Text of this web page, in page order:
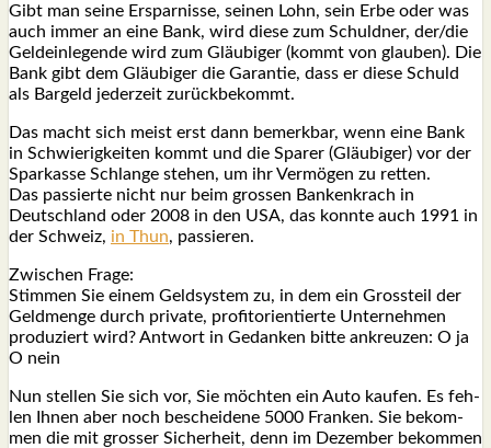
Gibt man sei­ne Erspar­nis­se, sei­nen Lohn, sein Erbe oder was
auch immer an eine Bank, wird die­se zum Schuld­ner, der/die
Geld­ein­le­gen­de wird zum Gläu­bi­ger (kommt von glau­ben). Die
Bank gibt dem Gläu­bi­ger die Garan­tie, dass er die­se Schuld
als Bar­geld jeder­zeit zurück­be­kommt.
Das macht sich meist erst dann bemerk­bar, wenn eine Bank
in Schwie­rig­kei­ten kommt und die Spa­rer (Gläu­bi­ger) vor der
Spar­kas­se Schlan­ge ste­hen, um ihr Ver­mö­gen zu ret­ten.
Das pas­sier­te nicht nur beim gros­sen Ban­ken­krach in
Deutsch­land oder 2008 in den USA, das konn­te auch 1991 in
der Schweiz, in Thun, pas­sie­ren.
Zwi­schen Fra­ge:
Stim­men Sie einem Geld­sys­tem zu, in dem ein Gross­teil der
Geld­men­ge durch pri­va­te, pro­fit­ori­en­tier­te Unter­neh­men
pro­du­ziert wird? Ant­wort in Gedan­ken bit­te ankreu­zen: O ja
O nein
Nun stel­len Sie sich vor, Sie möch­ten ein Auto kau­fen. Es feh­
len Ihnen aber noch beschei­de­ne 5000 Fran­ken. Sie bekom­
men die mit gros­ser Sicher­heit, denn im Dezem­ber bekom­men